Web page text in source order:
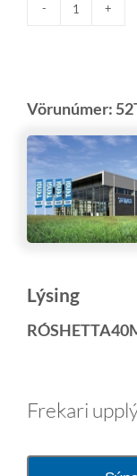
Vörunúmer:
Lýsing
Frekari